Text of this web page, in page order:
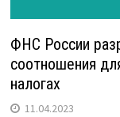
ФНС России
соотношения
налогах
11.04.2023